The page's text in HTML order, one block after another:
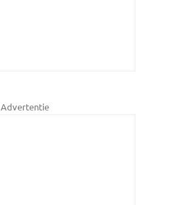
Advertentie